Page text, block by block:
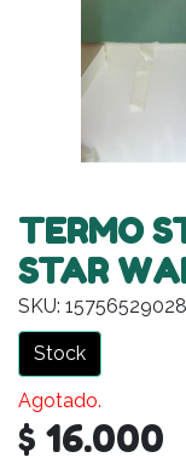
TERMO
STAR
SKU:
Stock
Agotado.
$ 16.000